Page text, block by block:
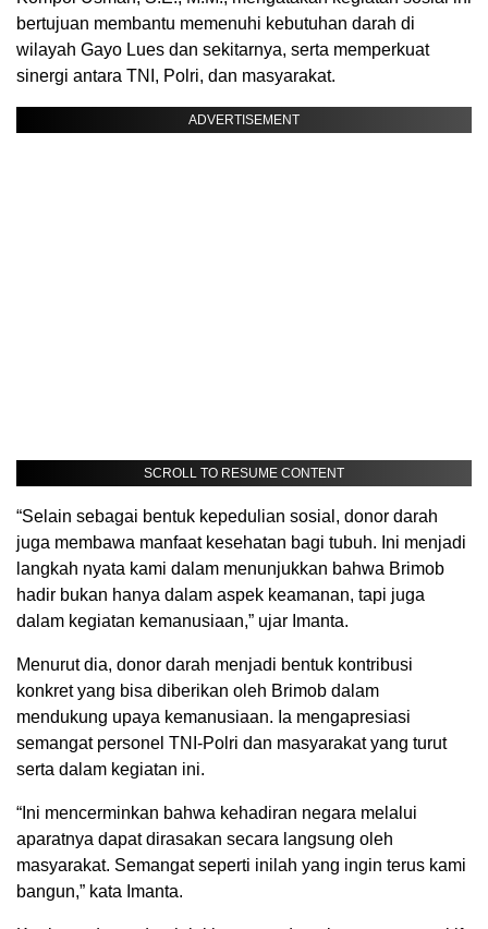
bertujuan membantu memenuhi kebutuhan darah di
wilayah Gayo Lues dan sekitarnya, serta memperkuat
sinergi antara TNI, Polri, dan masyarakat.
ADVERTISEMENT
SCROLL TO RESUME CONTENT
“Selain sebagai bentuk kepedulian sosial, donor darah
juga membawa manfaat kesehatan bagi tubuh. Ini menjadi
langkah nyata kami dalam menunjukkan bahwa Brimob
hadir bukan hanya dalam aspek keamanan, tapi juga
dalam kegiatan kemanusiaan,” ujar Imanta.
Menurut dia, donor darah menjadi bentuk kontribusi
konkret yang bisa diberikan oleh Brimob dalam
mendukung upaya kemanusiaan. Ia mengapresiasi
semangat personel TNI-Polri dan masyarakat yang turut
serta dalam kegiatan ini.
“Ini mencerminkan bahwa kehadiran negara melalui
aparatnya dapat dirasakan secara langsung oleh
masyarakat. Semangat seperti inilah yang ingin terus kami
bangun,” kata Imanta.